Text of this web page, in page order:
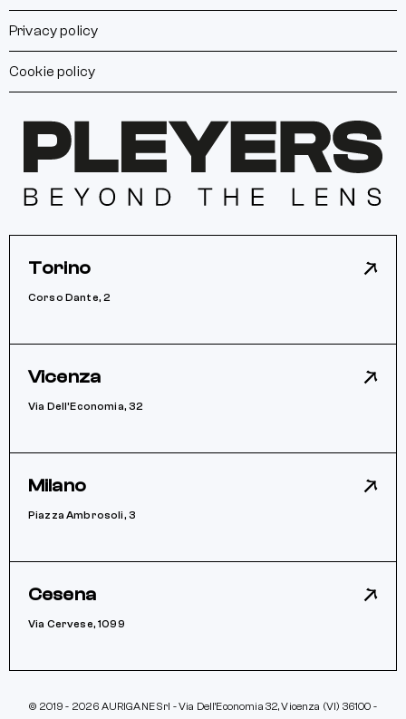
Privacy policy
Cookie policy
Torino
Corso Dante, 2
Vicenza
Via Dell’Economia, 32
Milano
Piazza Ambrosoli, 3
Cesena
Via Cervese, 1099
© 2019 - 2026 AURIGANE Srl - Via Dell’Economia 32, Vicenza (VI) 36100 -